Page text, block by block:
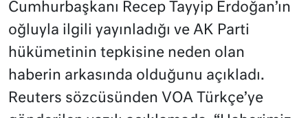
Cumhurbaşkanı Recep Tayyip Erdoğan’ın
oğluyla ilgili yayınladığı ve AK Parti
hükümetinin tepkisine neden olan
haberin arkasında olduğunu açıkladı.
Reuters sözcüsünden VOA Türkçe’ye